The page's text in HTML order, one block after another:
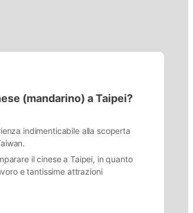
(mandarino) a Taipei?
indimenticabile alla scoperta
il cinese a Taipei, in quanto
e tantissime attrazioni